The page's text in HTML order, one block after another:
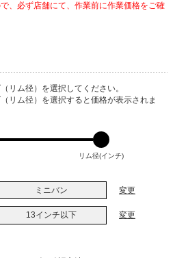
、必ず店舗にて、作業前に作業価格をご確
リム径）を選択してください。
リム径）を選択すると価格が表示されま
リム径(インチ)
ミニバン 変更
13インチ以下 変更